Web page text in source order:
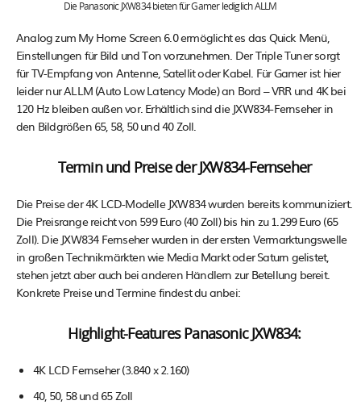
Die Panasonic JXW834 bieten für Gamer lediglich ALLM
Analog zum My Home Screen 6.0 ermöglicht es das Quick Menü,
Einstellungen für Bild und Ton vorzunehmen. Der Triple Tuner sorgt
für TV-Empfang von Antenne, Satellit oder Kabel. Für Gamer ist hier
leider nur ALLM (Auto Low Latency Mode) an Bord – VRR und 4K bei
120 Hz bleiben außen vor. Erhältlich sind die JXW834-Fernseher in
den Bildgrößen 65, 58, 50 und 40 Zoll.
Termin und Preise der JXW834-Fernseher
Die Preise der 4K LCD-Modelle JXW834 wurden bereits kommuniziert.
Die Preisrange reicht von 599 Euro (40 Zoll) bis hin zu 1.299 Euro (65
Zoll). Die JXW834 Fernseher wurden in der ersten Vermarktungswelle
in großen Technikmärkten wie Media Markt oder Saturn gelistet,
stehen jetzt aber auch bei anderen Händlern zur Betellung bereit.
Konkrete Preise und Termine findest du anbei:
Highlight-Features Panasonic JXW834:
4K LCD Fernseher (3.840 x 2.160)
40, 50, 58 und 65 Zoll